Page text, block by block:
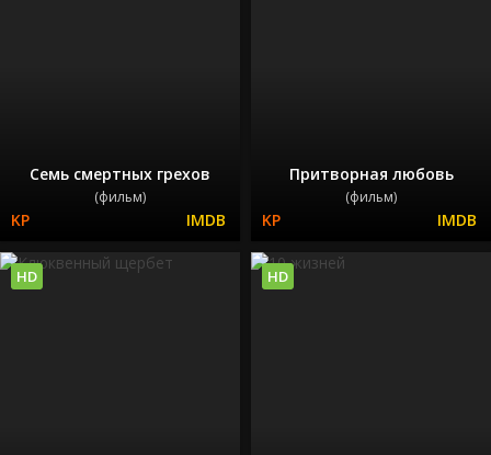
Семь смертных грехов
(фильм)
Притворная любовь
(фильм)
HD HD